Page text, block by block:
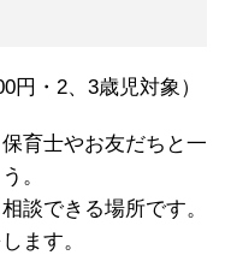
円・2、3歳児対象）
育士やお友だちと一
。
談できる場所です。
ます。